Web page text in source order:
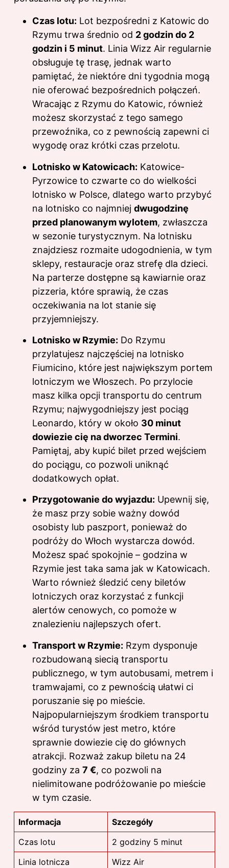
Czas lotu: Lot bezpośredni z Katowic do
Rzymu trwa średnio od 2 godzin do 2
godzin i 5 minut. Linia Wizz Air regularnie
obsługuje tę trasę, jednak warto
pamiętać, że niektóre dni tygodnia mogą
nie oferować bezpośrednich połączeń.
Wracając z Rzymu do Katowic, również
możesz skorzystać z tego samego
przewoźnika, co z pewnością zapewni ci
wygodę oraz krótki czas przelotu.
Lotnisko w Katowicach: Katowice-
Pyrzowice to czwarte co do wielkości
lotnisko w Polsce, dlatego warto przybyć
na lotnisko co najmniej dwugodzinę
przed planowanym wylotem, zwłaszcza
w sezonie turystycznym. Na lotnisku
znajdziesz rozmaite udogodnienia, w tym
sklepy, restauracje oraz strefę dla dzieci.
Na parterze dostępne są kawiarnie oraz
pizzeria, które sprawią, że czas
oczekiwania na lot stanie się
przyjemniejszy.
Lotnisko w Rzymie: Do Rzymu
przylatujesz najczęściej na lotnisko
Fiumicino, które jest największym portem
lotniczym we Włoszech. Po przylocie
masz kilka opcji transportu do centrum
Rzymu; najwygodniejszy jest pociąg
Leonardo, który w około 30 minut
dowiezie cię na dworzec Termini.
Pamiętaj, aby kupić bilet przed wejściem
do pociągu, co pozwoli uniknąć
dodatkowych opłat.
Przygotowanie do wyjazdu: Upewnij się,
że masz przy sobie ważny dowód
osobisty lub paszport, ponieważ do
podróży do Włoch wystarcza dowód.
Możesz spać spokojnie – godzina w
Rzymie jest taka sama jak w Katowicach.
Warto również śledzić ceny biletów
lotniczych oraz korzystać z funkcji
alertów cenowych, co pomoże w
znalezieniu najlepszych ofert.
Transport w Rzymie: Rzym dysponuje
rozbudowaną siecią transportu
publicznego, w tym autobusami, metrem i
tramwajami, co z pewnością ułatwi ci
poruszanie się po mieście.
Najpopularniejszym środkiem transportu
wśród turystów jest metro, które
sprawnie dowiezie cię do głównych
atrakcji. Rozważ zakup biletu na 24
godziny za 7 €, co pozwoli na
nielimitowane podróżowanie po mieście
w tym czasie.
Informacja
Szczegóły
Czas lotu
2 godziny 5 minut
Linia lotnicza
Wizz Air